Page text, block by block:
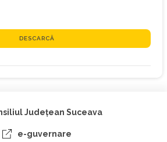
DESCARCĂ
Judeţean Suceava
e-guvernare